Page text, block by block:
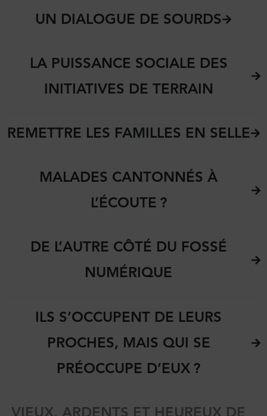
UN DIALOGUE DE SOURDS
LA PUISSANCE SOCIALE DES
INITIATIVES DE TERRAIN
REMETTRE LES FAMILLES EN SELLE
MALADES CANTONNÉS À
L’ÉCOUTE ?
DE L’AUTRE CÔTÉ DU FOSSÉ
NUMÉRIQUE
ILS S’OCCUPENT DE LEURS
PROCHES, MAIS QUI SE
PRÉOCCUPE D’EUX ?
VIEUX, ARDENTS ET HEUREUX DE